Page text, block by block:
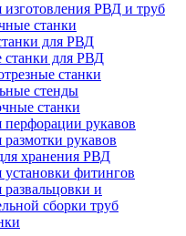
изготовления РВД и труб
станки
для РВД
для РВД
станки
стенды
станки
перфорации рукавов
рукавов
хранения РВД
установки фитингов
и
сборки труб